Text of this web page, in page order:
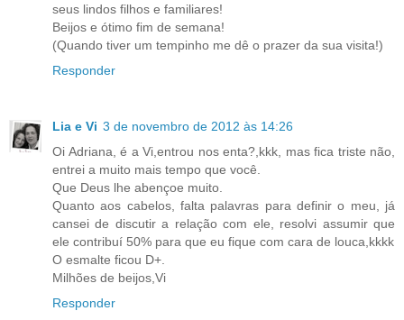
seus lindos filhos e familiares!
Beijos e ótimo fim de semana!
(Quando tiver um tempinho me dê o prazer da sua visita!)
Responder
Lia e Vi 3 de novembro de 2012 às 14:26
Oi Adriana, é a Vi,entrou nos enta?,kkk, mas fica triste não,
entrei a muito mais tempo que você.
Que Deus lhe abençoe muito.
Quanto aos cabelos, falta palavras para definir o meu, já
cansei de discutir a relação com ele, resolvi assumir que
ele contribuí 50% para que eu fique com cara de louca,kkkk
O esmalte ficou D+.
Milhões de beijos,Vi
Responder